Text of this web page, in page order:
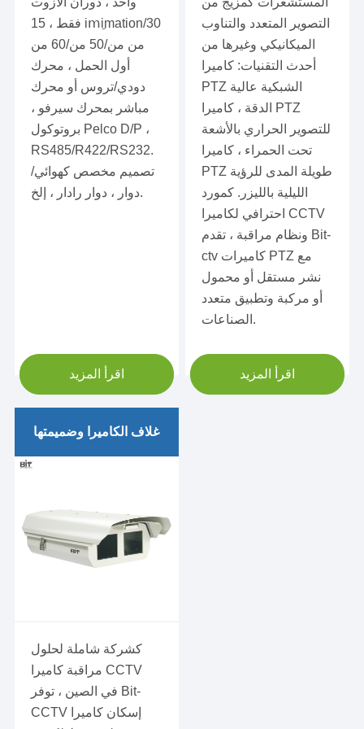
فقط ، 15 imِimation/30
من من/50 من/60 من
أول الحمل ، محرك
دودي/تروس أو محرك
مباشر بمحرك سيرفو ،
بروتوكول Pelco D/P ،
RS485/R422/RS232.
تصميم مخصص كهوائي/
دوار ، دوار رادار ، إلخ.
اقرأ المزيد
التصوير المتعدد والتناوب
الميكانيكي وغيرها من
أحدث التقنيات: كاميرا
PTZ الشبكية عالية
الدقة ، كاميرا PTZ
للتصوير الحراري بالأشعة
تحت الحمراء ، كاميرا
PTZ طويلة المدى للرؤية
الليلية بالليزر. كمورد
احترافي لكاميرا CCTV
ونظام مراقبة ، تقدم Bit-
ctv كاميرات PTZ مع
نشر مستقل أو محمول
أو مركبة وتطبيق متعدد
الصناعات.
اقرأ المزيد
غلاف الكاميرا وضميمتها
لايت سلسلة كاميرا واحدة
المقصورة الإسكان وضميمة
كشركة شاملة لحلول
مراقبة كاميرا CCTV
في الصين ، توفر Bit-
CCTV إسكان كاميرا